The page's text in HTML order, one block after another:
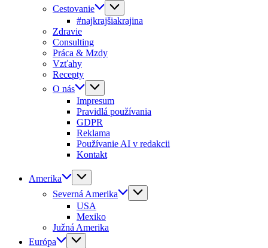
Cestovanie
#najkrajšiakrajina
Zdravie
Consulting
Práca & Mzdy
Vzťahy
Recepty
O nás
Impresum
Pravidlá používania
GDPR
Reklama
Používanie AI v redakcii
Kontakt
Amerika
Severná Amerika
USA
Mexiko
Južná Amerika
Európa